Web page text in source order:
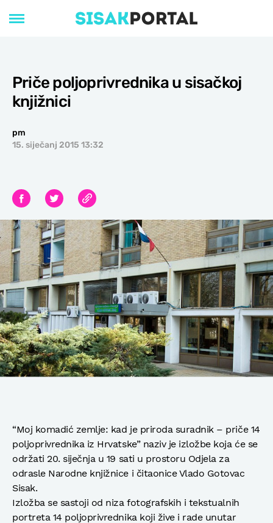
Priče poljoprivrednika u sisačkoj
knjižnici
pm
15. siječanj 2015 13:32
“Moj komadić zemlje: kad je priroda suradnik – priče 14
poljoprivrednika iz Hrvatske” naziv je izložbe koja će se
održati 20. siječnja u 19 sati u prostoru Odjela za
odrasle Narodne knjižnice i čitaonice Vlado Gotovac
Sisak.
Izložba se sastoji od niza fotografskih i tekstualnih
portreta 14 poljoprivrednika koji žive i rade unutar